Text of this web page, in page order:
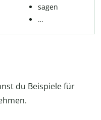
sagen
…
du Beispiele für